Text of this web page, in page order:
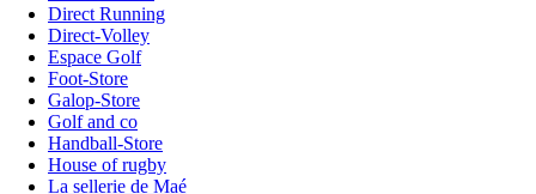
Direct Running
Direct-Volley
Espace Golf
Foot-Store
Galop-Store
Golf and co
Handball-Store
House of rugby
La sellerie de Maé